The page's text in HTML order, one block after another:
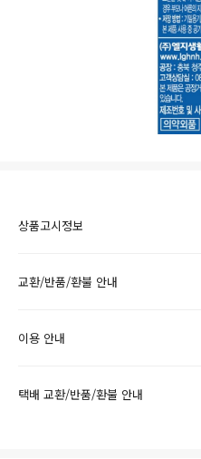
상품고시정보
교환/반품/환불 안내
이용 안내
택배 교환/반품/환불 안내